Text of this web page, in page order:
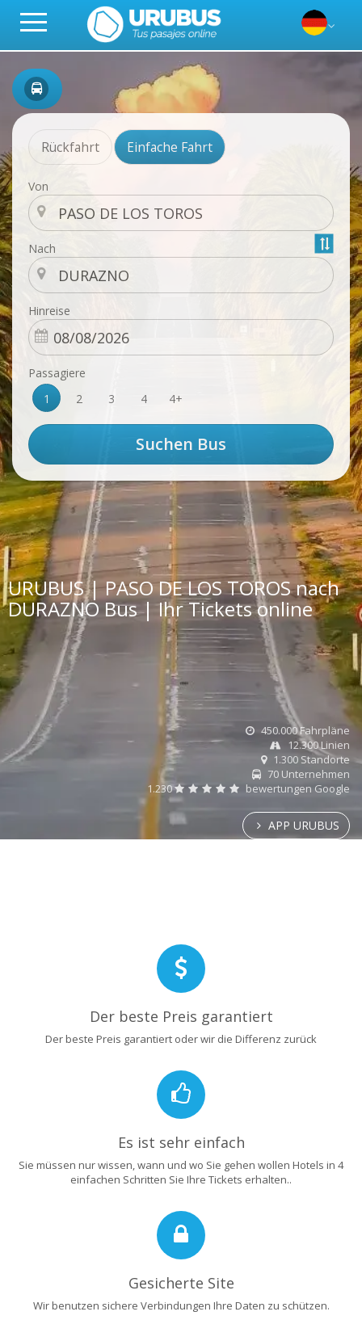
Rückfahrt Einfache Fahrt
Von
Nach
Hinreise
Passagiere
1
2 3 4 4+
URUBUS | PASO DE LOS TOROS nach
DURAZNO Bus | Ihr Tickets online
450.000 Fahrpläne
12.300 Linien
1.300 Standorte
70 Unternehmen
1.230
bewertungen Google
APP URUBUS
Der beste Preis garantiert
Der beste Preis garantiert oder wir die Differenz zurück
Es ist sehr einfach
Sie müssen nur wissen, wann und wo Sie gehen wollen Hotels in 4
einfachen Schritten Sie Ihre Tickets erhalten..
Gesicherte Site
Wir benutzen sichere Verbindungen Ihre Daten zu schützen.